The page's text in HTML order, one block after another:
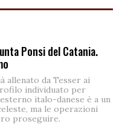
Ponsi del Catania.
allenato da Tesser ai
individuato per
italo-danese è a un
ma le operazioni
proseguire.